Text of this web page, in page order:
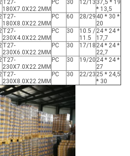
T27-
180X7.0X22.2MM
PC 30 12/13 37,5 * 19
* 13,5
T27-
180X8.0X22.2MM
PC 60 28/29 40 * 30 *
20
T27-
230X4.0X22.2MM
PC 30
10.5 /
11.5
24 * 24 *
17,7
T27-
230X6.0X22.2MM
PC 30 17/18 24 * 24 *
22,7
T27-
230X7.0X22.2MM
PC 30 19/20 24 * 24 *
27
T27-
230X8.0X22.2MM
PC 30 22/23 25 * 24,5
* 30